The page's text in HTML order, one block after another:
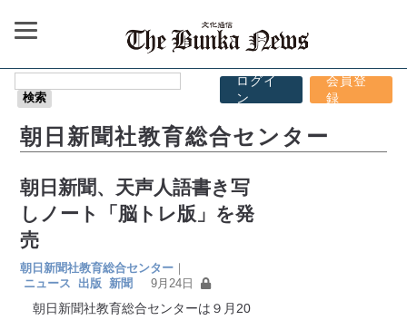
ログイ
ン
会員登
録
朝日新聞社教育総合センター
朝日新聞、天声人語書き写
しノート「脳トレ版」を発
売
朝日新聞社教育総合センター ｜
ニュース
出版 新聞 9月24日
朝日新聞社教育総合センターは９月20